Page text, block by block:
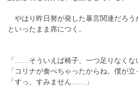
やはり昨日努が発した暴言関連だろう
といったまま席につく。
「……そういえば椅子、一つ足りなくな
「コリナが食べちゃったからね。僕が立
「すっ、すみません……」